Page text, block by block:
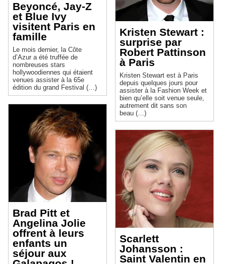
Beyoncé, Jay-Z
et Blue Ivy
visitent Paris en
famille
Le mois dernier, la Côte
d’Azur a été truffée de
nombreuses stars
hollywoodiennes qui étaient
venues assister à la 65e
édition du grand Festival (…)
Brad Pitt et
Angelina Jolie
offrent à leurs
enfants un
séjour aux
Kristen Stewart :
surprise par
Robert Pattinson
à Paris
Kristen Stewart est à Paris
depuis quelques jours pour
assister à la Fashion Week et
bien qu’elle soit venue seule,
autrement dit sans son
beau (…)
Scarlett
Johansson :
Saint Valentin en